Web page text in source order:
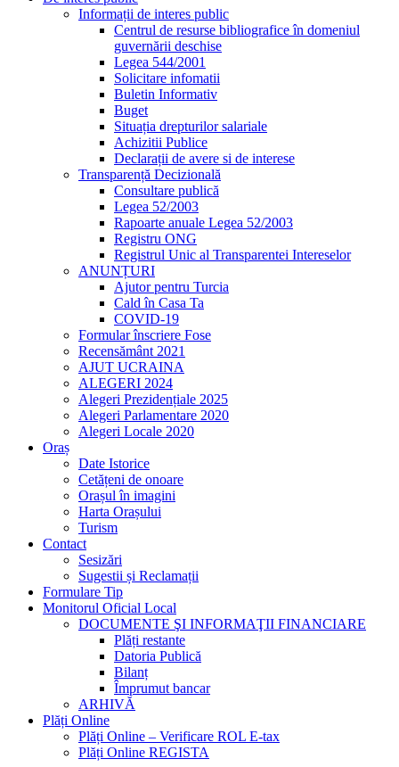
Informații de interes public
Centrul de resurse bibliografice în domeniul
guvernării deschise
Legea 544/2001
Solicitare infomatii
Buletin Informativ
Buget
Situația drepturilor salariale
Achizitii Publice
Declarații de avere si de interese
Transparență Decizională
Consultare publică
Legea 52/2003
Rapoarte anuale Legea 52/2003
Registru ONG
Registrul Unic al Transparentei Intereselor
ANUNȚURI
Ajutor pentru Turcia
Cald în Casa Ta
COVID-19
Formular înscriere Fose
Recensământ 2021
AJUT UCRAINA
ALEGERI 2024
Alegeri Prezidențiale 2025
Alegeri Parlamentare 2020
Alegeri Locale 2020
Oraș
Date Istorice
Cetățeni de onoare
Orașul în imagini
Harta Orașului
Turism
Contact
Sesizări
Sugestii și Reclamații
Formulare Tip
Monitorul Oficial Local
DOCUMENTE ŞI INFORMAŢII FINANCIARE
Plăți restante
Datoria Publică
Bilanț
Împrumut bancar
ARHIVĂ
Plăți Online
Plăți Online – Verificare ROL E-tax
Plăți Online REGISTA